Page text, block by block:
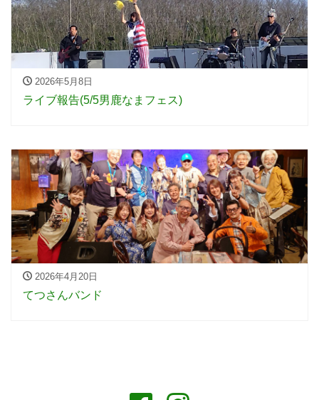
2026年5月8日
ライブ報告(5/5男鹿なまフェス)
2026年4月20日
てつさんバンド